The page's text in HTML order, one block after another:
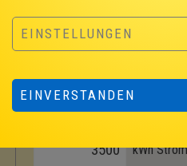
EINSTELLUNGEN
EINVERSTANDEN
kWh